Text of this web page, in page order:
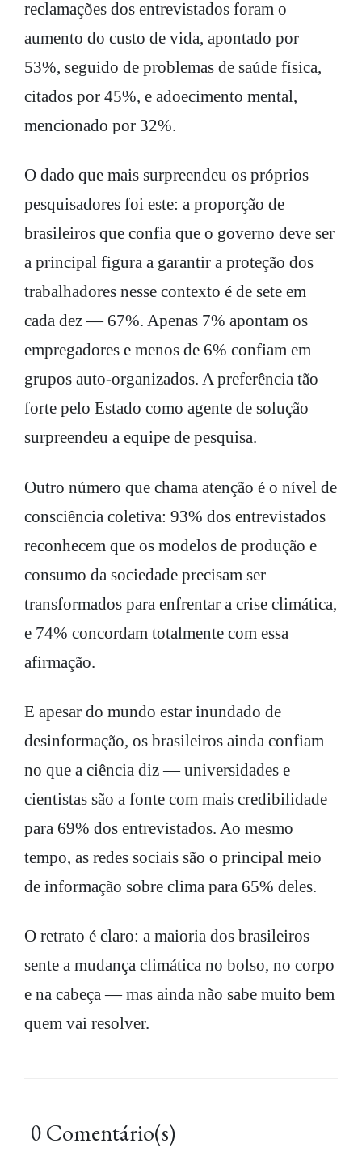
reclamações dos entrevistados foram o
aumento do custo de vida, apontado por
53%, seguido de problemas de saúde física,
citados por 45%, e adoecimento mental,
mencionado por 32%.
O dado que mais surpreendeu os próprios
pesquisadores foi este: a proporção de
brasileiros que confia que o governo deve ser
a principal figura a garantir a proteção dos
trabalhadores nesse contexto é de sete em
cada dez — 67%. Apenas 7% apontam os
empregadores e menos de 6% confiam em
grupos auto-organizados. A preferência tão
forte pelo Estado como agente de solução
surpreendeu a equipe de pesquisa.
Outro número que chama atenção é o nível de
consciência coletiva: 93% dos entrevistados
reconhecem que os modelos de produção e
consumo da sociedade precisam ser
transformados para enfrentar a crise climática,
e 74% concordam totalmente com essa
afirmação.
E apesar do mundo estar inundado de
desinformação, os brasileiros ainda confiam
no que a ciência diz — universidades e
cientistas são a fonte com mais credibilidade
para 69% dos entrevistados. Ao mesmo
tempo, as redes sociais são o principal meio
de informação sobre clima para 65% deles.
O retrato é claro: a maioria dos brasileiros
sente a mudança climática no bolso, no corpo
e na cabeça — mas ainda não sabe muito bem
quem vai resolver.
0 Comentário(s)